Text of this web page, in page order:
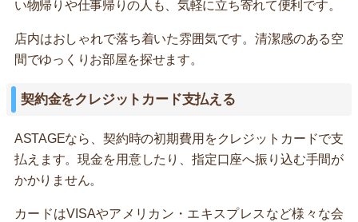
い物帰りや仕事帰りの人も、気軽に立ち寄れて便利です。
店内はおしゃれで落ち着いた雰囲気です。清潔感のある空
間でゆっくりお部屋を探せます。
契約金をクレジットカード支払える
ASTAGEなら、契約時の初期費用をクレジットカードで支
払えます。現金を用意したり、指定口座へ振り込む手間が
かかりません。
カードはVISAやアメリカン・エキスプレスなど様々な会